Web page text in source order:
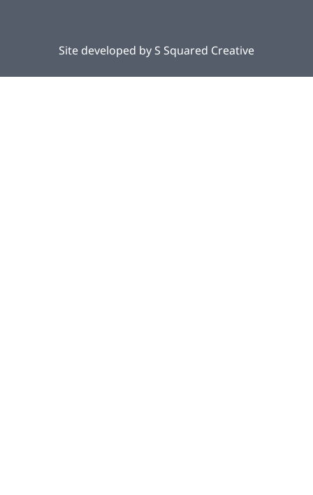
Site developed by S Squared Creative